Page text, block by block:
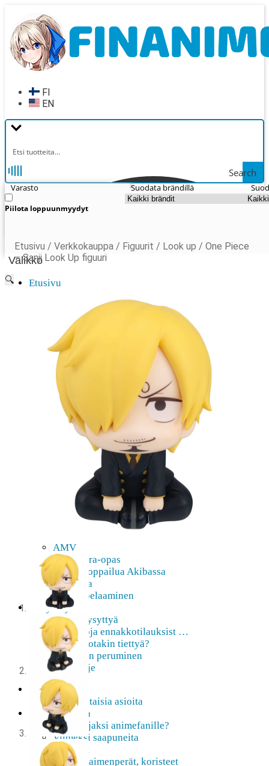
navigointiin
sisältöön
FI
EN
Search
Varasto
Piilota loppuunmyydyt
Suodata brändillä
Valikko
Etusivu
Verkkokauppa
Mitä lahjaksi animefanille?
Viimeksi saapuneita
Myymälä & Showroom
Resurssit
Figuurien keräily harrastukse …
Tapahtumat
Anime-retket
Huomioitavia asioita
Anohana
Clannad
Elfen Lied
Fate/Stay Night & Fate/Zero
Haruhi Suzumiya
Higurashi
Kimi no Na Wa
Miss Kobayashi’s Dragon Maid
Oreimo
AMV
Akihabara-opas
Shoppailua Akibassa
Pepakura
Mobiilipelaaminen
Ota yhteyttä
Usein Kysyttyä
Lisätietoja ennakkotilauksist …
Etsitkö jotakin tiettyä?
Tilauksen peruminen
Uutiskirje
Etusivu
Ajankohtaisia asioita
Verkkokauppa
Mitä lahjaksi animefanille?
Viimeksi saapuneita
Asusteet
Avaimenperät, koristeet
Etusivu / Verkkokauppa / Figuurit / Look up / One Piece
– Sanji Look Up figuuri
🔍